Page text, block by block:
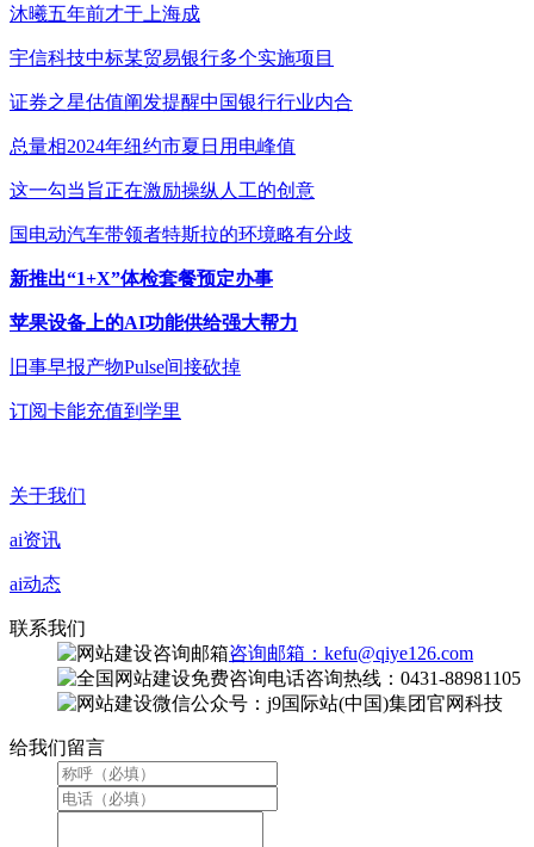
沐曦五年前才于上海成
宇信科技中标某贸易银行多个实施项目
证券之星估值阐发提醒中国银行行业内合
总量相2024年纽约市夏日用电峰值
这一勾当旨正在激励操纵人工的创意
国电动汽车带领者特斯拉的环境略有分歧
新推出“1+X”体检套餐预定办事
苹果设备上的AI功能供给强大帮力
旧事早报产物Pulse间接砍掉
订阅卡能充值到学里
关于我们
ai资讯
ai动态
联系我们
咨询邮箱：kefu@qiye126.com
咨询热线：0431-88981105
微信公众号：j9国际站(中国)集团官网科技
给我们留言